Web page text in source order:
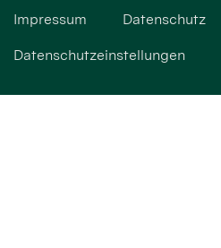
Impressum Datenschutz
Datenschutzeinstellungen